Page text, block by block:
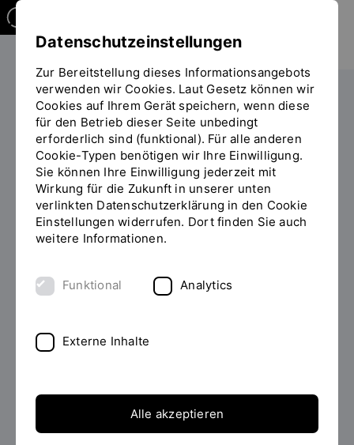
Sie
befinden
sich
auf
der
Seite
"Detailansicht"
Studieren Studiengangübersicht
INHALT
MASTER OF SCIENCE (M.SC.)
Physiotherapie studieren
Sie möchten auf Ihren Bachelorabschluss aufbauen
und vertieft in Forschung und Theorie einsteigen? Sie
eine Position in Leitung, Forschung oder Lehre an?
Dann studieren Sie unseren Masterstudiengang
Info zur Bewerbung
Datenschutzeinstellungen
Zur Bereitstellung dieses Informationsangebots
verwenden wir Cookies. Laut Gesetz können wir
Cookies auf Ihrem Gerät speichern, wenn diese
für den Betrieb dieser Seite unbedingt
erforderlich sind (funktional). Für alle anderen
Cookie-Typen benötigen wir Ihre Einwilligung.
Sie können Ihre Einwilligung jederzeit mit
Wirkung für die Zukunft in unserer unten
verlinkten Datenschutzerklärung in den Cookie
Einstellungen widerrufen. Dort finden Sie auch
weitere Informationen.
Funktional Analytics
Externe Inhalte
Alle akzeptieren